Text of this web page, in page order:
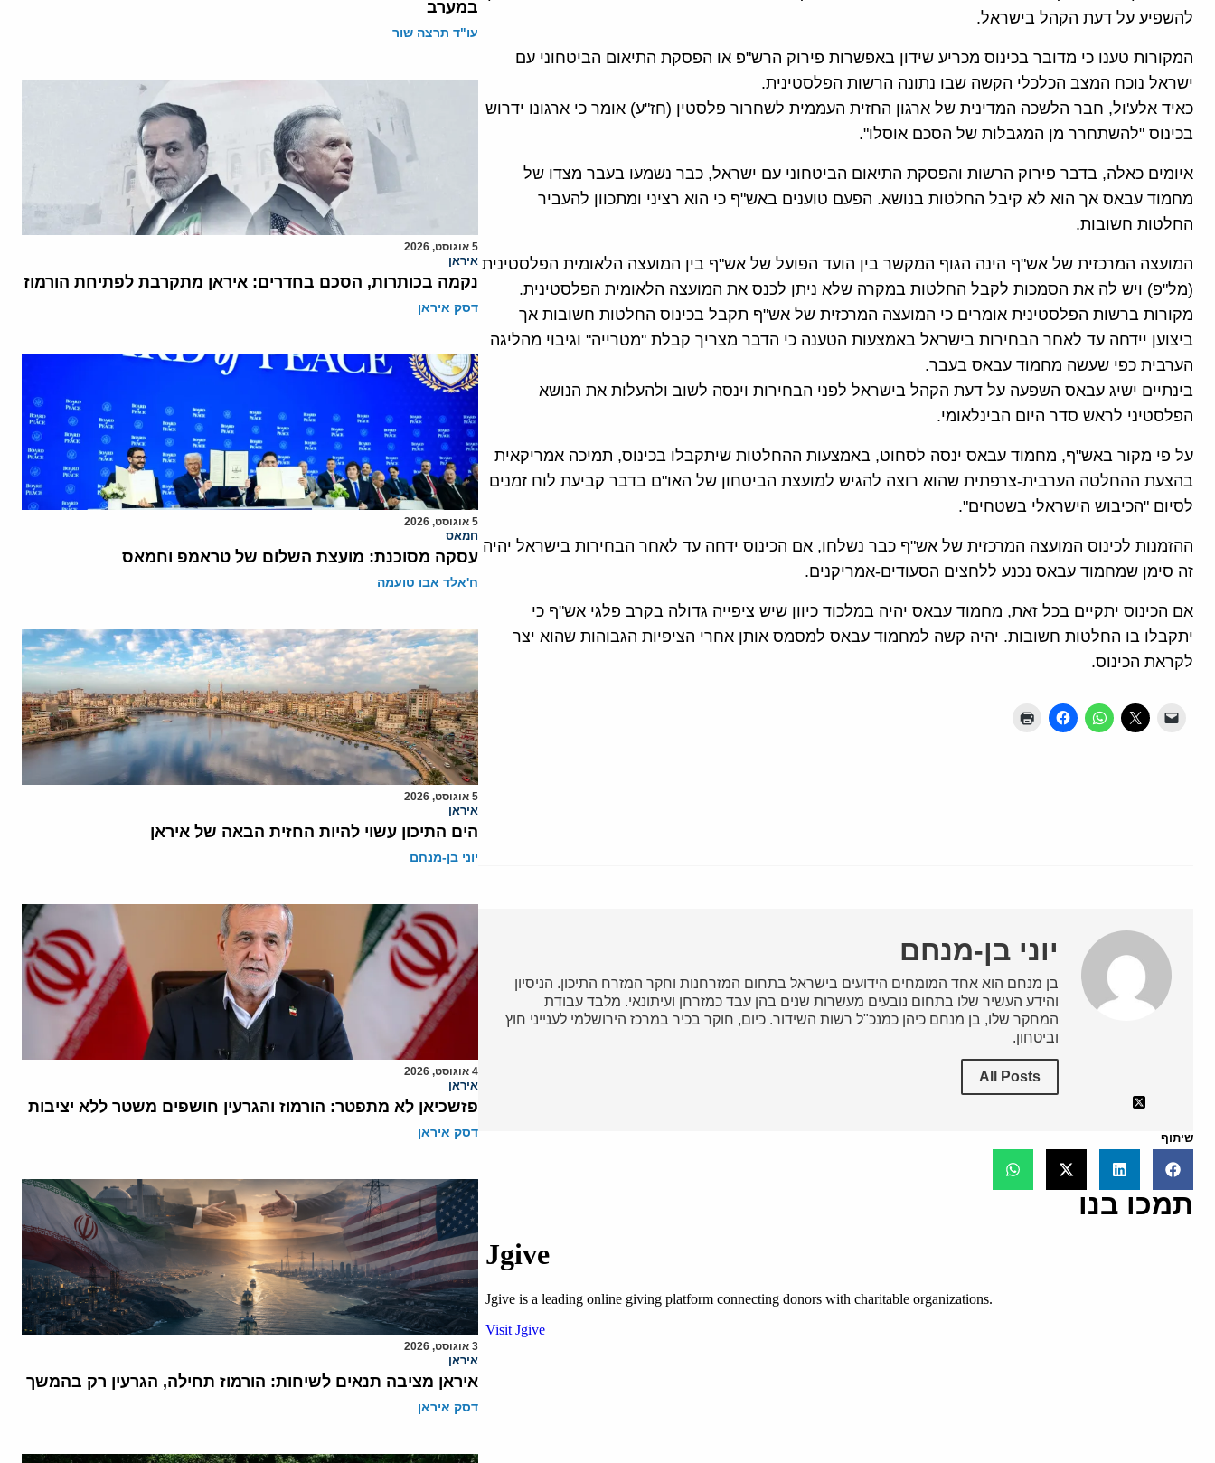
להשפיע על דעת הקהל בישראל.
המקורות טענו כי מדובר בכינוס מכריע שידון באפשרות פירוק הרש"פ או הפסקת התיאום הביטחוני עם
ישראל נוכח המצב הכלכלי הקשה שבו נתונה הרשות הפלסטינית.
כאיד אלע'ול, חבר הלשכה המדינית של ארגון החזית העממית לשחרור פלסטין (חז"ע) אומר כי ארגונו ידרוש
בכינוס "להשתחרר מן המגבלות של הסכם אוסלו".
איומים כאלה, בדבר פירוק הרשות והפסקת התיאום הביטחוני עם ישראל, כבר נשמעו בעבר מצדו של
מחמוד עבאס אך הוא לא קיבל החלטות בנושא. הפעם טוענים באש"ף כי הוא רציני ומתכוון להעביר
החלטות חשובות.
המועצה המרכזית של אש"ף הינה הגוף המקשר בין הועד הפועל של אש"ף בין המועצה הלאומית הפלסטינית
(מל"פ) ויש לה את הסמכות לקבל החלטות במקרה שלא ניתן לכנס את המועצה הלאומית הפלסטינית.
מקורות ברשות הפלסטינית אומרים כי המועצה המרכזית של אש"ף תקבל בכינוס החלטות חשובות אך
ביצוען יידחה עד לאחר הבחירות בישראל באמצעות הטענה כי הדבר מצריך קבלת "מטרייה" וגיבוי מהליגה
הערבית כפי שעשה מחמוד עבאס בעבר.
בינתיים ישיג עבאס השפעה על דעת הקהל בישראל לפני הבחירות וינסה לשוב ולהעלות את הנושא
הפלסטיני לראש סדר היום הבינלאומי.
על פי מקור באש"ף, מחמוד עבאס ינסה לסחוט, באמצעות ההחלטות שיתקבלו בכינוס, תמיכה אמריקאית
בהצעת ההחלטה הערבית-צרפתית שהוא רוצה להגיש למועצת הביטחון של האו"ם בדבר קביעת לוח זמנים
לסיום "הכיבוש הישראלי בשטחים".
ההזמנות לכינוס המועצה המרכזית של אש"ף כבר נשלחו, אם הכינוס ידחה עד לאחר הבחירות בישראל יהיה
זה סימן שמחמוד עבאס נכנע ללחצים הסעודים-אמריקנים.
אם הכינוס יתקיים בכל זאת, מחמוד עבאס יהיה במלכוד כיוון שיש ציפייה גדולה בקרב פלגי אש"ף כי
יתקבלו בו החלטות חשובות. יהיה קשה למחמוד עבאס למסמס אותן אחרי הציפיות הגבוהות שהוא יצר
לקראת הכינוס.
יוני בן-מנחם
בן מנחם הוא אחד המומחים הידועים בישראל בתחום המזרחנות וחקר המזרח התיכון. הניסיון
והידע העשיר שלו בתחום נובעים מעשרות שנים בהן עבד כמזרחן ועיתונאי. מלבד עבודת
המחקר שלו, בן מנחם כיהן כמנכ"ל רשות השידור. כיום, חוקר בכיר במרכז הירושלמי לענייני חוץ
וביטחון.
All Posts
שיתוף
תמכו בנו
במערב
עו"ד תרצה שור
5 אוגוסט, 2026
איראן
נקמה בכותרות, הסכם בחדרים: איראן מתקרבת לפתיחת הורמוז
דסק איראן
5 אוגוסט, 2026
חמאס
עסקה מסוכנת: מועצת השלום של טראמפ וחמאס
ח'אלד אבו טועמה
5 אוגוסט, 2026
איראן
הים התיכון עשוי להיות החזית הבאה של איראן
יוני בן-מנחם
4 אוגוסט, 2026
איראן
פזשכיאן לא מתפטר: הורמוז והגרעין חושפים משטר ללא יציבות
דסק איראן
3 אוגוסט, 2026
איראן
איראן מציבה תנאים לשיחות: הורמוז תחילה, הגרעין רק בהמשך
דסק איראן